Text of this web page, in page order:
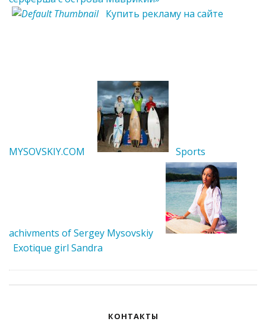
Купить рекламу на сайте
MYSOVSKIY.COM Sports
achivments of Sergey Mysovskiy
Exotique girl Sandra
КОНТАКТЫ